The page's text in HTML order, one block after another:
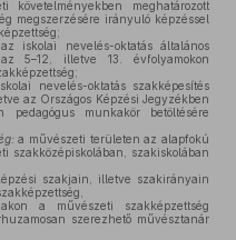
meghatározott
megszerzésére irányuló képzéssel
az iskolai nevelés-oktatás általános
5–12, illetve 13. évfolyamokon
nevelés-oktatás szakképesítés
az Országos Képzési Jegyzékben
pedagógus munkakör betöltésére
a művészeti területen az alapfokú
szakközépiskolában, szakiskolában
szakjain, illetve szakirányain
a művészeti szakképzettség
szerezhető művésztanár